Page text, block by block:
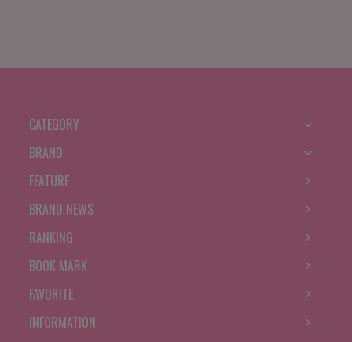
CATEGORY
BRAND
FEATURE
BRAND NEWS
RANKING
BOOK MARK
FAVORITE
INFORMATION